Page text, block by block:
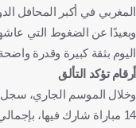
المغربي في أكبر المحافل
وبعيدًا عن الضغوط التي
اليوم بثقة كبيرة وقدرة
أرقام تؤكد التألق